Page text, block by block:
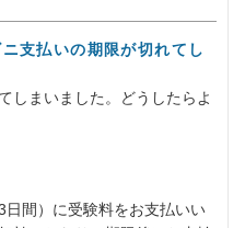
支払いの期限が切れてし
しまいました。どうしたらよ
間）に受験料をお支払いい